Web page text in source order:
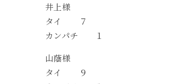
井上様
タイ ７
カンパチ １
山蔭様
タイ ９